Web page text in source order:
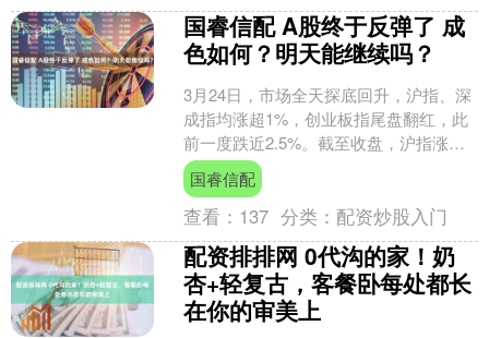
国睿信配 A股终于反弹了 成
色如何？明天能继续吗？
3月24日，市场全天探底回升，沪指、深
成指均涨超1%，创业板指尾盘翻红，此
前一度跌近2.5%。截至收盘，沪指涨
1.78%，深成指涨1.43%，创业板指涨
0.5%....
国睿信配
查看： 137 分类： 配资炒股入门
配资排排网 0代沟的家！奶
杏+轻复古，客餐卧每处都长
在你的审美上